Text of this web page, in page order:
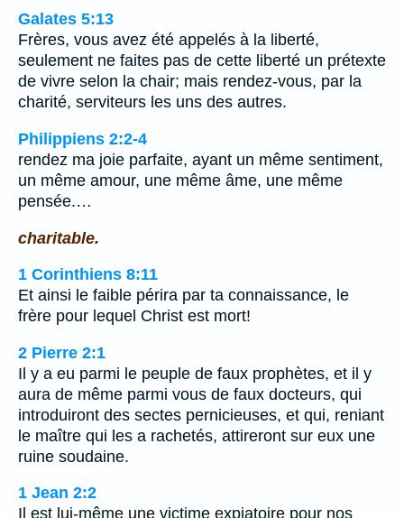
Galates 5:13
Frères, vous avez été appelés à la liberté,
seulement ne faites pas de cette liberté un prétexte
de vivre selon la chair; mais rendez-vous, par la
charité, serviteurs les uns des autres.
Philippiens 2:2-4
rendez ma joie parfaite, ayant un même sentiment,
un même amour, une même âme, une même
pensée.…
charitable.
1 Corinthiens 8:11
Et ainsi le faible périra par ta connaissance, le
frère pour lequel Christ est mort!
2 Pierre 2:1
Il y a eu parmi le peuple de faux prophètes, et il y
aura de même parmi vous de faux docteurs, qui
introduiront des sectes pernicieuses, et qui, reniant
le maître qui les a rachetés, attireront sur eux une
ruine soudaine.
1 Jean 2:2
Il est lui-même une victime expiatoire pour nos